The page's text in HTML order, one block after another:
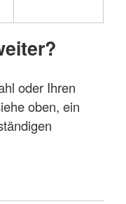
oder Ihren
oben, ein